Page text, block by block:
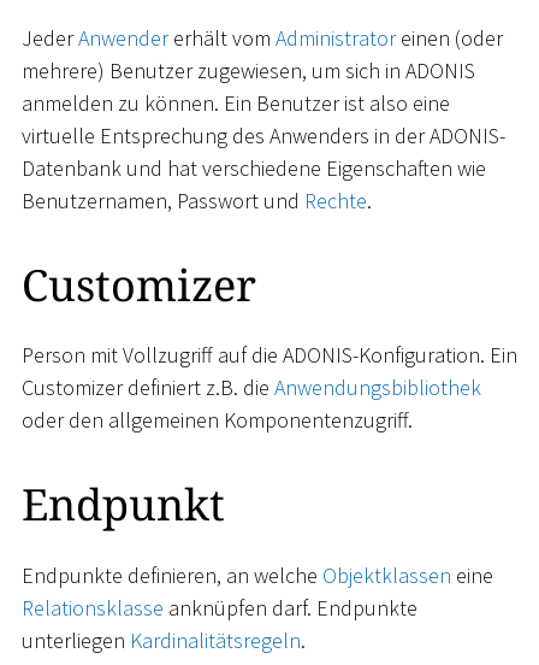
JederAnwendererhält vom Administratoreinen (oder
mehrere) Benutzer zugewiesen, um sich in ADONIS
anmelden zu können. Ein Benutzer ist also eine
virtuelle Entsprechung des Anwenders in der ADONIS-
Datenbank und hat verschiedene Eigenschaften wie
Benutzernamen, Passwort und Rechte.
Customizer
Person mit Vollzugriff auf die ADONIS-Konfiguration. Ein
Customizer definiert z.B. die Anwendungsbibliothek
oder den allgemeinen Komponentenzugriff.
Endpunkt
Endpunkte definieren, an welche Objektklassen eine
Relationsklasse anknüpfen darf. Endpunkte
unterliegen Kardinalitätsregeln.